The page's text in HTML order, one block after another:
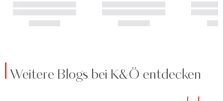
Weitere Blogs bei K&Ö entdecken